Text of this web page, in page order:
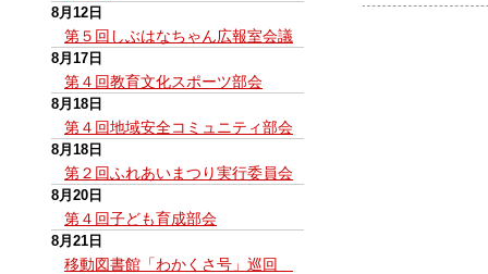
8月12日
第５回しぶはなちゃん広報室会議
8月17日
第４回教育文化スポーツ部会
8月18日
第４回地域安全コミュニティ部会
8月18日
第２回ふれあいまつり実行委員会
8月20日
第４回子ども育成部会
8月21日
移動図書館「わかくさ号」巡回